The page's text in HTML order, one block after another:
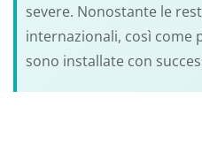
severe. Nonostante le
internazionali, così come
sono installate con